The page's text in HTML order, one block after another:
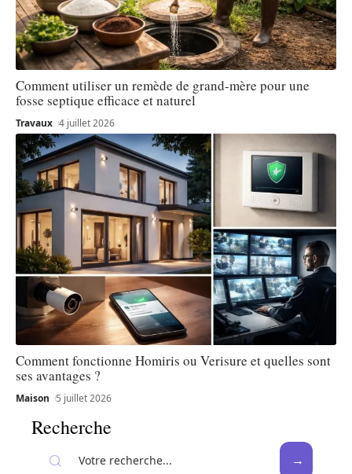
Comment utiliser un remède de grand-mère pour une
fosse septique efficace et naturel
Travaux 4 juillet 2026
Comment fonctionne Homiris ou Verisure et quelles sont
ses avantages ?
Maison 5 juillet 2026
Recherche